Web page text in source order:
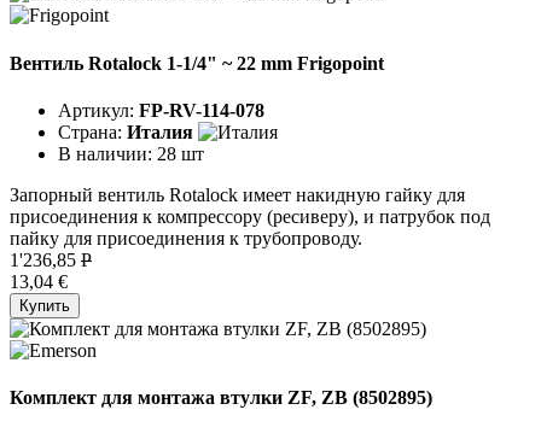
Вентиль Rotalock 1-1/4" ~ 22 mm Frigopoint
Артикул: FP-RV-114-078
Страна: Италия
В наличии: 28 шт
Запорный вентиль Rotalock имеет накидную гайку для
присоединения к компрессору (ресиверу), и патрубок под
пайку для присоединения к трубопроводу.
1'236,85 P
13,04 €
Купить
Комплект для монтажа втулки ZF, ZB (8502895)